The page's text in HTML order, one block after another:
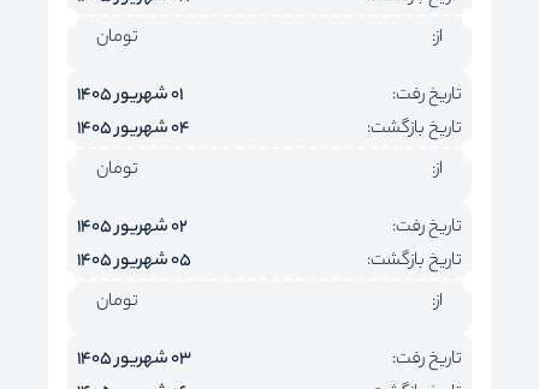
از:
تومان
تاریخ رفت:
01 شهریور 1405
تاریخ بازگشت:
04 شهریور 1405
از:
تومان
تاریخ رفت:
02 شهریور 1405
تاریخ بازگشت:
05 شهریور 1405
از:
تومان
تاریخ رفت:
03 شهریور 1405